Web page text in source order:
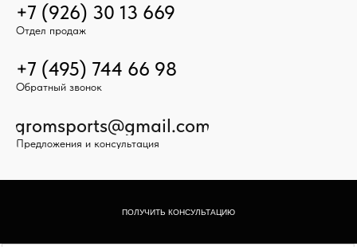
+7 (495) 744 66 98
gromsports@gmail.com
Предложения и консультация
ПОЛУЧИТЬ КОНСУЛЬТАЦИЮ
+7 (926) 30 13 669
Отдел продаж
Обратный звонок